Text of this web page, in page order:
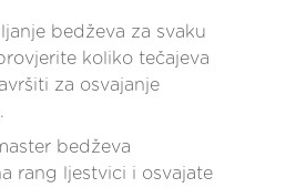
bedževa za svaku
koliko tečajeva
za osvajanje
bedževa
rang ljestvici i osvajate